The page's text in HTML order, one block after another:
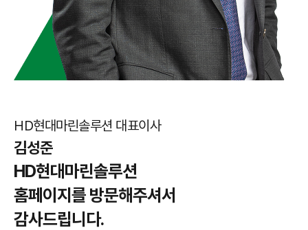
HD현대마린솔루션 대표이사
김성준
HD현대마린솔루션
홈페이지를 방문해주셔서
감사드립니다.